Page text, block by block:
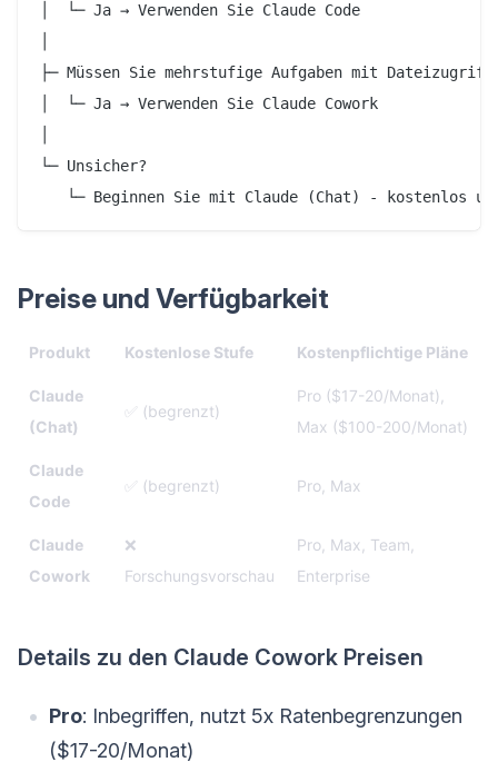
│  └─ Ja → Verwenden Sie Claude Code
├─ Müssen Sie mehrstufige Aufgaben mit
│  └─ Ja → Verwenden Sie Claude Cowork
└─ Unsicher?
Preise und Verfügbarkeit
Produkt Kostenlose Stufe Kostenpflichtige Pläne
Claude
(Chat)
✅ (begrenzt)
Pro ($17-20/Monat),
Max ($100-200/Monat)
Claude
Code
✅ (begrenzt) Pro, Max
Claude
Cowork
❌
Forschungsvorschau
Pro, Max, Team,
Enterprise
Details zu den Claude Cowork Preisen
Pro: Inbegriffen, nutzt 5x Ratenbegrenzungen
($17-20/Monat)